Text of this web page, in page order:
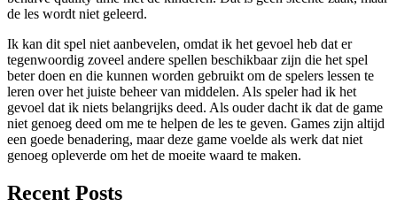
de les wordt niet geleerd.
Ik kan dit spel niet aanbevelen, omdat ik het gevoel heb dat er
tegenwoordig zoveel andere spellen beschikbaar zijn die het spel
beter doen en die kunnen worden gebruikt om de spelers lessen te
leren over het juiste beheer van middelen. Als speler had ik het
gevoel dat ik niets belangrijks deed. Als ouder dacht ik dat de game
niet genoeg deed om me te helpen de les te geven. Games zijn altijd
een goede benadering, maar deze game voelde als werk dat niet
genoeg opleverde om het de moeite waard te maken.
Recent Posts